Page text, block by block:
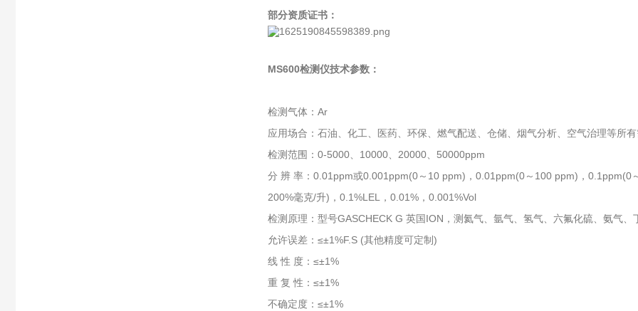
部分资质证书：
MS600检测仪技术参数：
检测气体：Ar
应用场合：石油、化工、医药、环保、燃气配送、仓储、烟气分析、空气治理等所
检测范围：0-5000、10000、20000、50000ppm
分 辨 率：0.01ppm或0.001ppm(0～10 ppm)，0.01ppm(0～100 ppm)，
200%毫克/升)，0.1%LEL，0.01%，0.001%Vol
检测原理：型号GASCHECK G 英国ION，测氦气、氩气、氢气、六氟化硫、氨气、
允许误差：≤±1%F.S (其他精度可定制)
线 性 度：≤±1%
重 复 性：≤±1%
不确定度：≤±1%